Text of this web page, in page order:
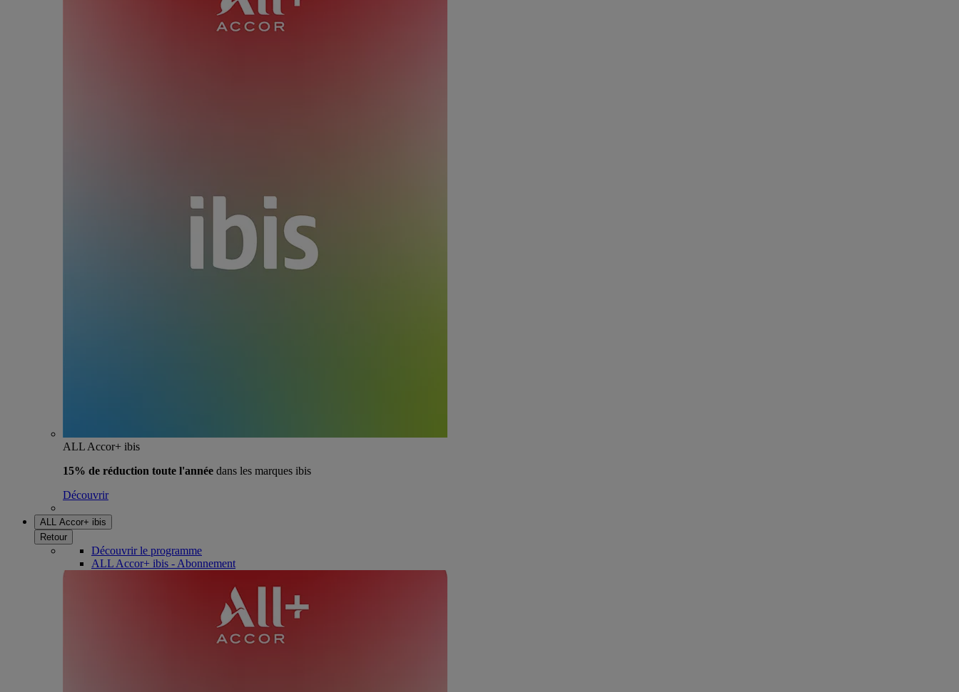
ALL Accor+ ibis
15% de réduction toute l'année dans les marques ibis
Découvrir
ALL Accor+ ibis
Retour
Découvrir le programme
ALL Accor+ ibis - Abonnement